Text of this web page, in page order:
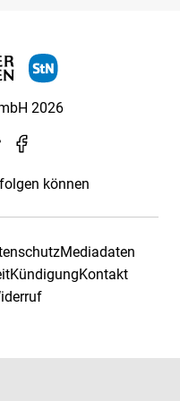
2026
können
Mediadaten
KündigungKontakt